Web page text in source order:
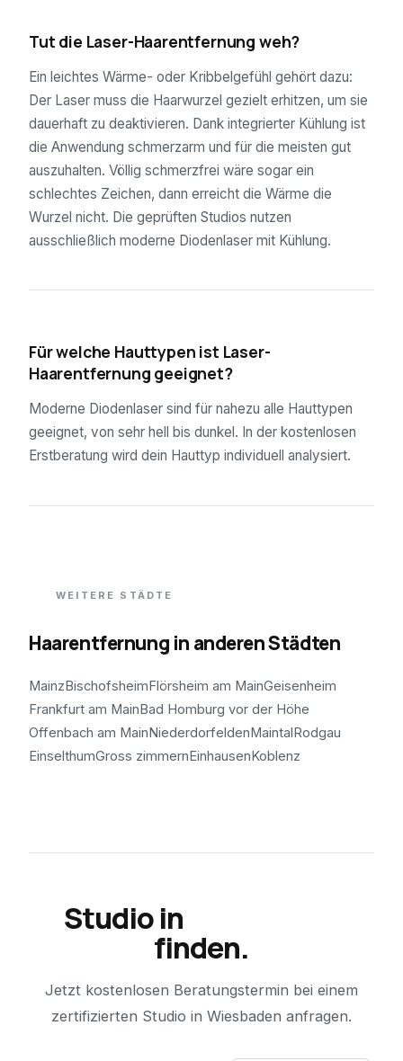
Tut die Laser-Haarentfernung weh?
Ein leichtes Wärme- oder Kribbelgefühl gehört dazu:
Der Laser muss die Haarwurzel gezielt erhitzen, um sie
dauerhaft zu deaktivieren. Dank integrierter Kühlung ist
die Anwendung schmerzarm und für die meisten gut
auszuhalten. Völlig schmerzfrei wäre sogar ein
schlechtes Zeichen, dann erreicht die Wärme die
Wurzel nicht. Die geprüften Studios nutzen
ausschließlich moderne Diodenlaser mit Kühlung.
Für welche Hauttypen ist Laser-
Haarentfernung geeignet?
Moderne Diodenlaser sind für nahezu alle Hauttypen
geeignet, von sehr hell bis dunkel. In der kostenlosen
Erstberatung wird dein Hauttyp individuell analysiert.
WEITERE STÄDTE
Haarentfernung in anderen Städten
MainzBischofsheimFlörsheim am MainGeisenheim
Frankfurt am MainBad Homburg vor der Höhe
Offenbach am MainNiederdorfeldenMaintalRodgau
EinselthumGross zimmernEinhausenKoblenz
Studio in
finden.
Jetzt kostenlosen Beratungstermin bei einem
zertifizierten Studio in Wiesbaden anfragen.